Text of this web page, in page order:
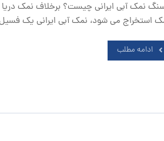
نمک آبی ایرانی چیست؟ برخلاف نمک
استخراج می شود، نمک آبی ایرانی یک
ادامه مطلب